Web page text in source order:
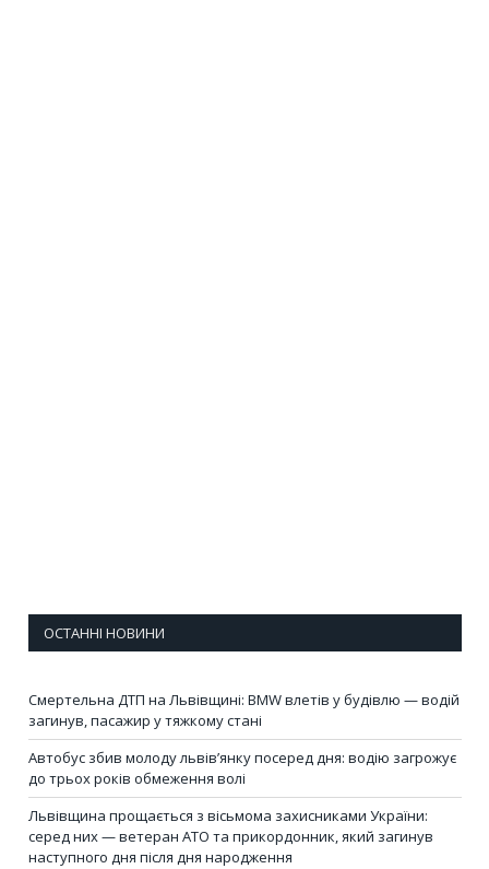
ОСТАННІ НОВИНИ
Смертельна ДТП на Львівщині: BMW влетів у будівлю — водій
загинув, пасажир у тяжкому стані
Автобус збив молоду львів’янку посеред дня: водію загрожує
до трьох років обмеження волі
Львівщина прощається з вісьмома захисниками України:
серед них — ветеран АТО та прикордонник, який загинув
наступного дня після дня народження